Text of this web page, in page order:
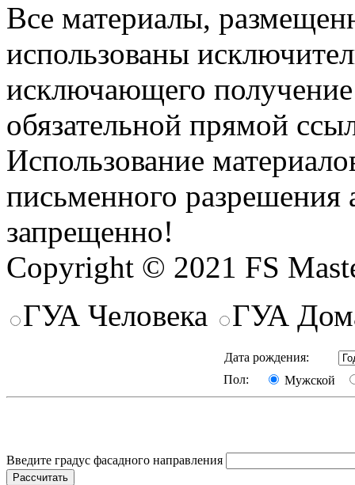
Все материалы,
использованы
исключающего
обязательной прямой
Использование
письменного разрешения
запрещенно!
Copyright © 2021 FS
ГУА Человека
ГУА
Дата рождения:
Пол:
Мужской
Введите градус фасадного направления
Рассчитать